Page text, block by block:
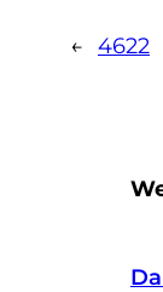
← 4622